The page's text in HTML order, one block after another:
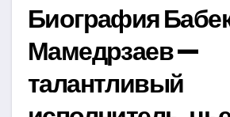
Биография
Мамедрзаев —
талантливый